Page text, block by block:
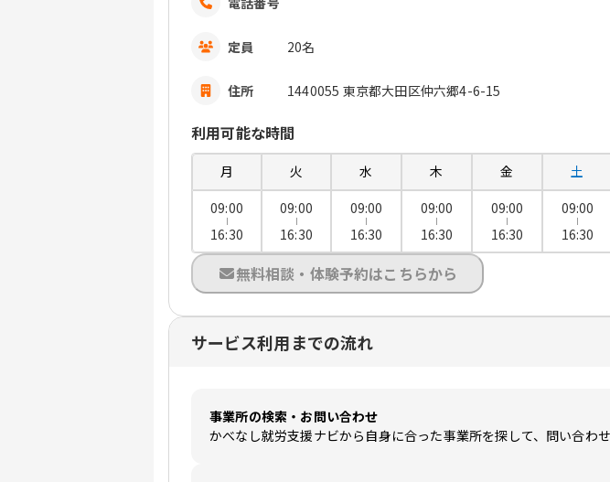
定員 20名
住所 1440055 東京都大田区仲六郷4-6-15
利用可能な時間
月 火 水 木 金 土
09:00
16:30
09:00
16:30
09:00
16:30
09:00
16:30
09:00
16:30
09:00
16:30
無料相談・体験予約はこちらから
サービス利用までの流れ
事業所の検索・お問い合わせ
かべなし就労支援ナビから自身に合った事業所を探して、問い合わせ